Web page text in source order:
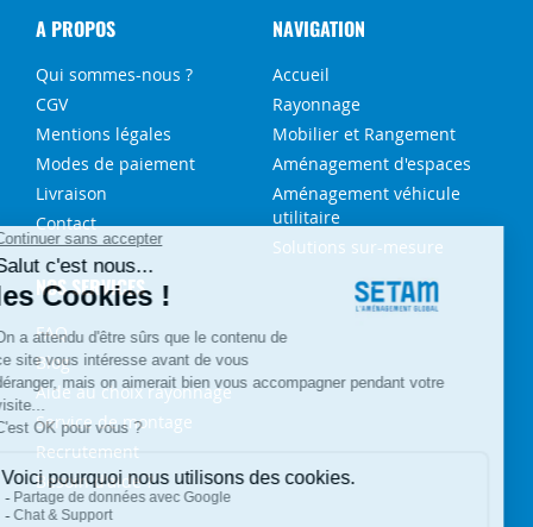
A PROPOS
Qui sommes-nous ?
CGV
Mentions légales
Modes de paiement
Livraison
Contact
NAVIGATION
Accueil
Rayonnage
Mobilier et Rangement
Aménagement d'espaces
Aménagement véhicule
utilitaire
Solutions sur-mesure
NOS SERVICES
FAQ
Blog
Aide au choix rayonnage
Service de montage
Recrutement
Besoin d'aide ?